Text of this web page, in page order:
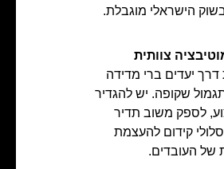
הישראלי מוגבלת.
צוותית
יעדים ברי מדידה
שקופה. יש להגדיר
לספק משוב תדיר
קידום להעצמת
של העובדים.